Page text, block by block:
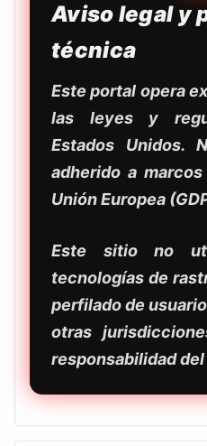
Aviso legal y
técnica
Este portal opera
las leyes y
Estados Unidos.
adherido a
Unión Europea
Este sitio no
tecnologías de
perfilado de
otras
responsabilidad